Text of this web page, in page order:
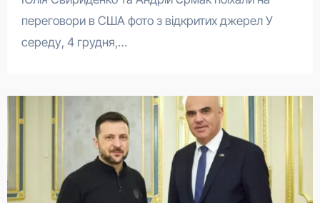
переговори в США фото з відкритих джерел У
середу, 4 грудня,…